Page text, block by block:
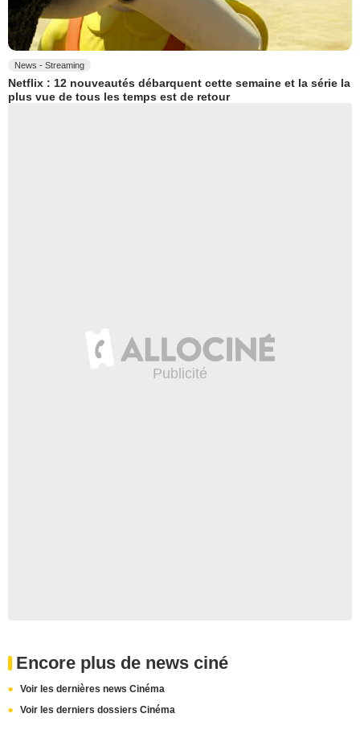
News - Streaming
Netflix : 12 nouveautés débarquent cette semaine et la série la
plus vue de tous les temps est de retour
Encore plus de news ciné
Voir les dernières news Cinéma
Voir les derniers dossiers Cinéma